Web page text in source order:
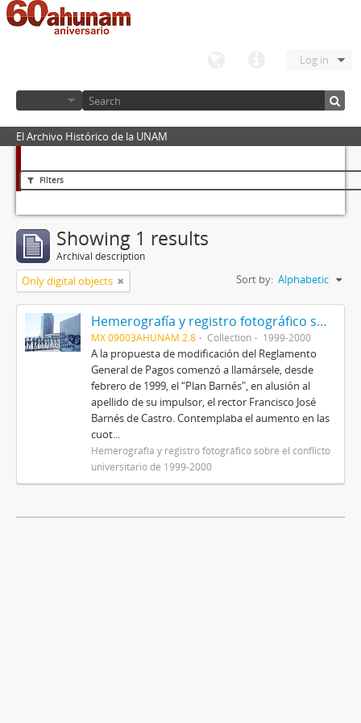
Log in
El Archivo Histórico de la UNAM
Filters
Showing 1 results
Archival description
Only digital objects Sort by: Alphabetic
Hemerografía y registro fotográfico sobre el conflicto universitario de 1999-2000
MX 09003AHUNAM 2.8 Collection 1999-2000
A la propuesta de modificación del Reglamento
General de Pagos comenzó a llamársele, desde
febrero de 1999, el “Plan Barnés", en alusión al
apellido de su impulsor, el rector Francisco José
Barnés de Castro. Contemplaba el aumento en las
cuot...
Hemerografía y registro fotográfico sobre el conflicto
universitario de 1999-2000